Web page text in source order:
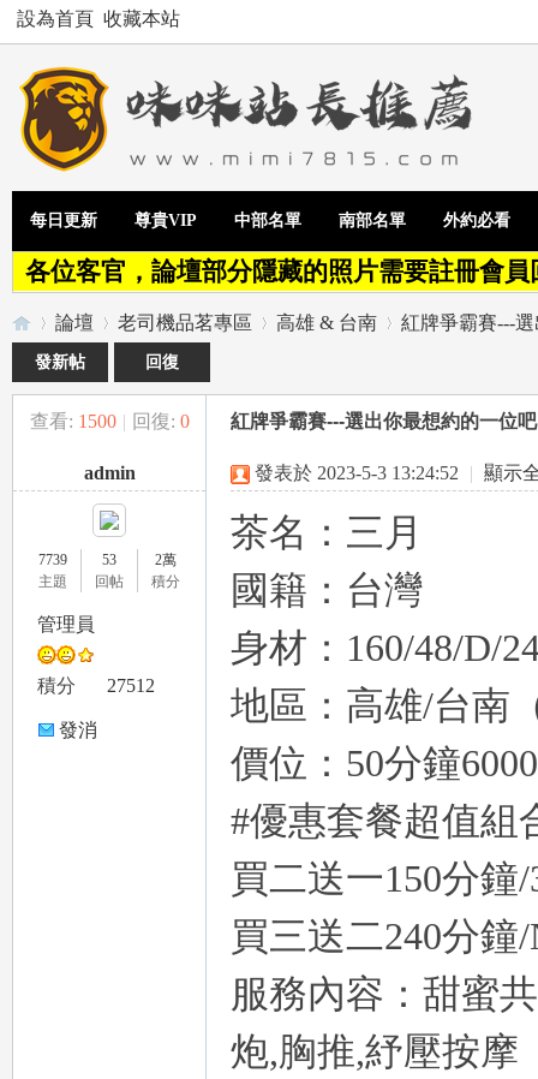
設為首頁 收藏本站
每日更新 尊貴VIP 中部名單 南部名單 外約必看
各位客官，論壇部分隱藏的照片需要註冊會
»
論壇
›
老司機品茗專區
›
高雄 & 台南
›
紅牌爭霸賽---
發新帖 回復
查看: 1500 | 回復: 0 紅牌爭霸賽---選出你最想約的一位
admin
7739
主題
53
回帖
2萬
積分
管理員
積分 27512
發消
發表於 2023-5-3 13:24:52 | 顯示
茶名：三月
國籍：台灣
身材：160/48/D/
地區：高雄/台南
價位：50分鐘6000
#優惠套餐超值組
買二送一150分鐘/
買三送二240分鐘/
服務內容：甜蜜
炮,胸推,紓壓按摩